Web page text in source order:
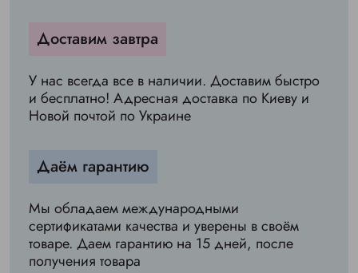
Доставим завтра
У нас всегда все в наличии. Доставим быстро
и бесплатно! Адресная доставка по Киеву и
Новой почтой по Украине
Даём гарантию
Мы обладаем международными
сертификатами качества и уверены в своём
товаре. Даем гарантию на 15 дней, после
получения товара